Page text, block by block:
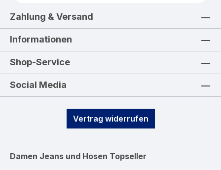
Zahlung & Versand
Informationen
Shop-Service
Social Media
Vertrag widerrufen
Damen Jeans und Hosen Topseller